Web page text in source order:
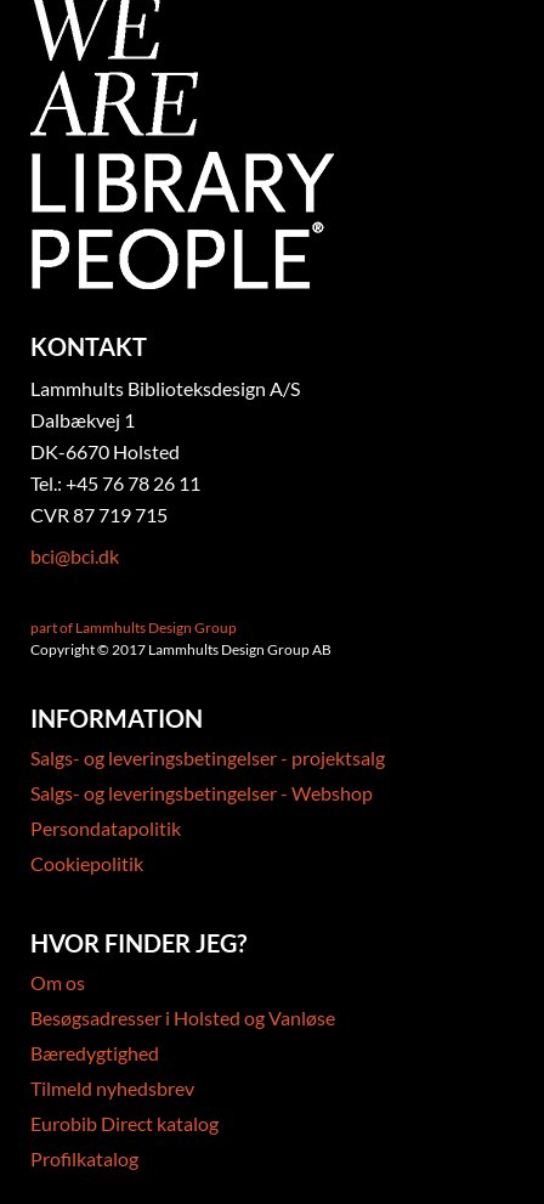
KONTAKT
Lammhults Biblioteksdesign A/S
Dalbækvej 1
DK-6670 Holsted
Tel.: +45 76 78 26 11
CVR 87 719 715
bci@bci.dk
part of Lammhults Design Group
Copyright © 2017 Lammhults Design Group AB
INFORMATION
Salgs- og leveringsbetingelser - projektsalg
Salgs- og leveringsbetingelser - Webshop
Persondatapolitik
Cookiepolitik
HVOR FINDER JEG?
Om os
Besøgsadresser i Holsted og Vanløse
Bæredygtighed
Tilmeld nyhedsbrev
Eurobib Direct katalog
Profilkatalog